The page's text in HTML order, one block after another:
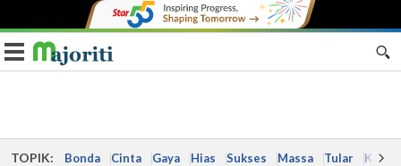
Toggle navigation
TOPIK: Bonda Cinta Gaya Hias Sukses Massa Tular Kes